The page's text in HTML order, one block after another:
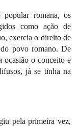
popular romana, os
como ação de
exercia o direito de
povo romano. De
ocasião o conceito e
já se tinha na
pela primeira vez,